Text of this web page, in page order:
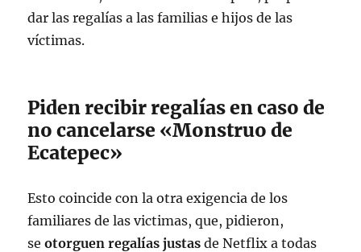
dar las regalías a las familias e hijos de las
víctimas.
Piden recibir regalías en caso de
no cancelarse «Monstruo de
Ecatepec»
Esto coincide con la otra exigencia de los
familiares de las victimas, que, pidieron,
se otorguen regalías justas de Netflix a todas